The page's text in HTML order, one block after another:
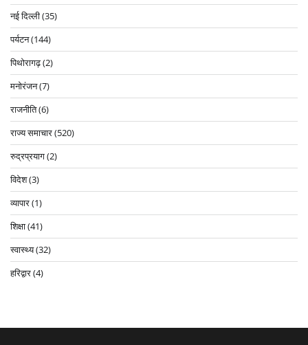
नई दिल्ली(35)
पर्यटन(144)
पिथोरागढ़(2)
मनोरंजन(7)
राजनीति(6)
राज्य समाचार(520)
रुद्रप्रयाग(2)
विदेश(3)
व्यापार(1)
शिक्षा(41)
स्वास्थ्य(32)
हरिद्वार(4)